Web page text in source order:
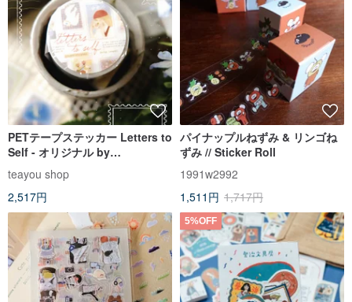
PETテープステッカー Letters to
Self - オリジナル by
teayoushop
teayou shop
2,517円
パイナップルねずみ & リンゴね
ずみ // Sticker Roll
1991w2992
1,511円 1,717円
5%OFF